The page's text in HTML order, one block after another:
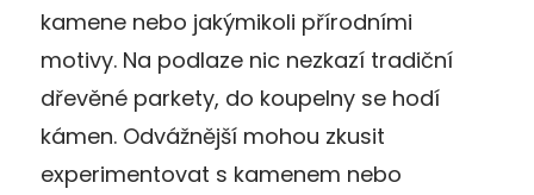
kamene nebo jakýmikoli přírodními
motivy. Na podlaze nic nezkazí tradiční
dřevěné parkety, do koupelny se hodí
kámen. Odvážnější mohou zkusit
experimentovat s kamenem nebo